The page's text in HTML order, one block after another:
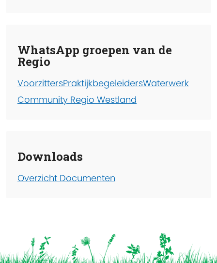
WhatsApp groepen van de
Regio
VoorzittersPraktijkbegeleidersWaterwerk
Community Regio Westland
Downloads
Overzicht Documenten